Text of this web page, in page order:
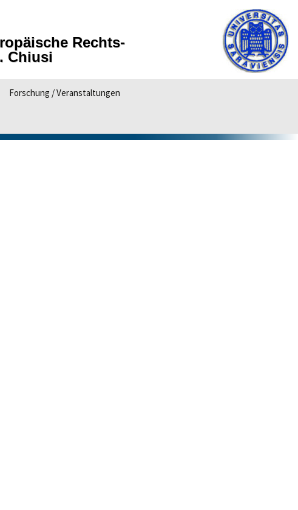
Rechts­
Chi­u­si
Forschung / Veranstaltungen